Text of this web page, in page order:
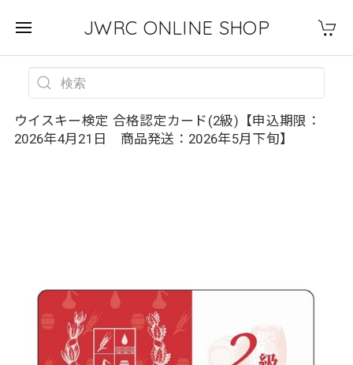
JWRC ONLINE SHOP
ウイスキー検定 合格認定カード(2級)【申込期限：
2026年4月21日 商品発送：2026年5月下旬】